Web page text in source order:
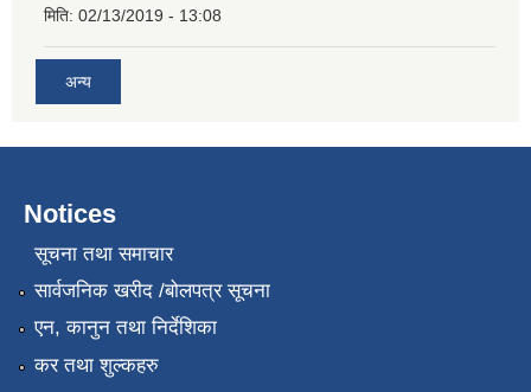
मिति: 02/13/2019 - 13:08
अन्य
Notices
सूचना तथा समाचार
सार्वजनिक खरीद /बोलपत्र सूचना
एन, कानुन तथा निर्देशिका
कर तथा शुल्कहरु